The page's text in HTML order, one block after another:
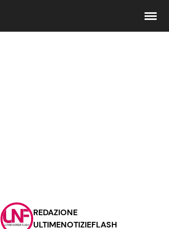
Contattaci
Pubblicità
REDAZIONE
ULTIMENOTIZIEFLASH